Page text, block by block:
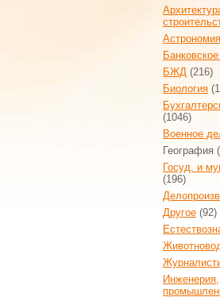
Астрономия
БЖД (216)
Биология
(1046)
Военное
География
Госуд. и
(196)
Другое (92)
Инженерия,